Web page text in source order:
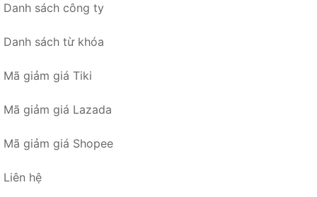
Danh sách công ty
Danh sách từ khóa
Mã giảm giá Tiki
Mã giảm giá Lazada
Mã giảm giá Shopee
Liên hệ